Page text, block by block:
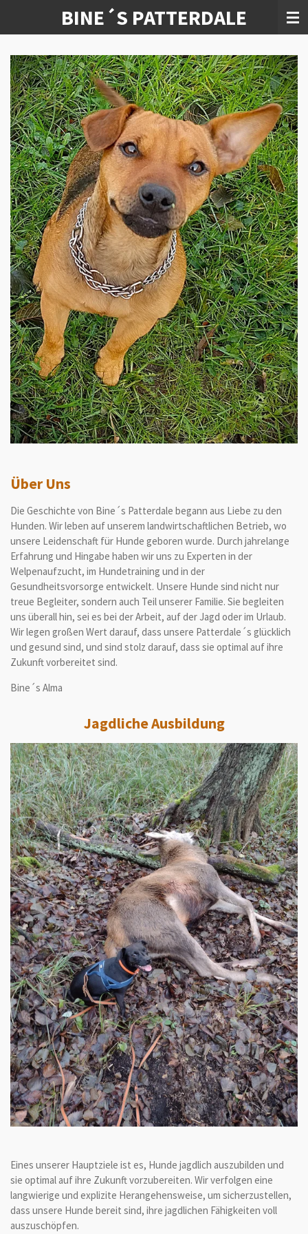
BINE´S PATTERDALE
Über Uns
Die Geschichte von Bine´s Patterdale begann aus Liebe zu den
Hunden. Wir leben auf unserem landwirtschaftlichen Betrieb, wo
unsere Leidenschaft für Hunde geboren wurde. Durch jahrelange
Erfahrung und Hingabe haben wir uns zu Experten in der
Welpenaufzucht, im Hundetraining und in der
Gesundheitsvorsorge entwickelt. Unsere Hunde sind nicht nur
treue Begleiter, sondern auch Teil unserer Familie. Sie begleiten
uns überall hin, sei es bei der Arbeit, auf der Jagd oder im Urlaub.
Wir legen großen Wert darauf, dass unsere Patterdale´s glücklich
und gesund sind, und sind stolz darauf, dass sie optimal auf ihre
Zukunft vorbereitet sind.
Bine´s Alma
Jagdliche Ausbildung
Eines unserer Hauptziele ist es, Hunde jagdlich auszubilden und
sie optimal auf ihre Zukunft vorzubereiten. Wir verfolgen eine
langwierige und explizite Herangehensweise, um sicherzustellen,
dass unsere Hunde bereit sind, ihre jagdlichen Fähigkeiten voll
auszuschöpfen.